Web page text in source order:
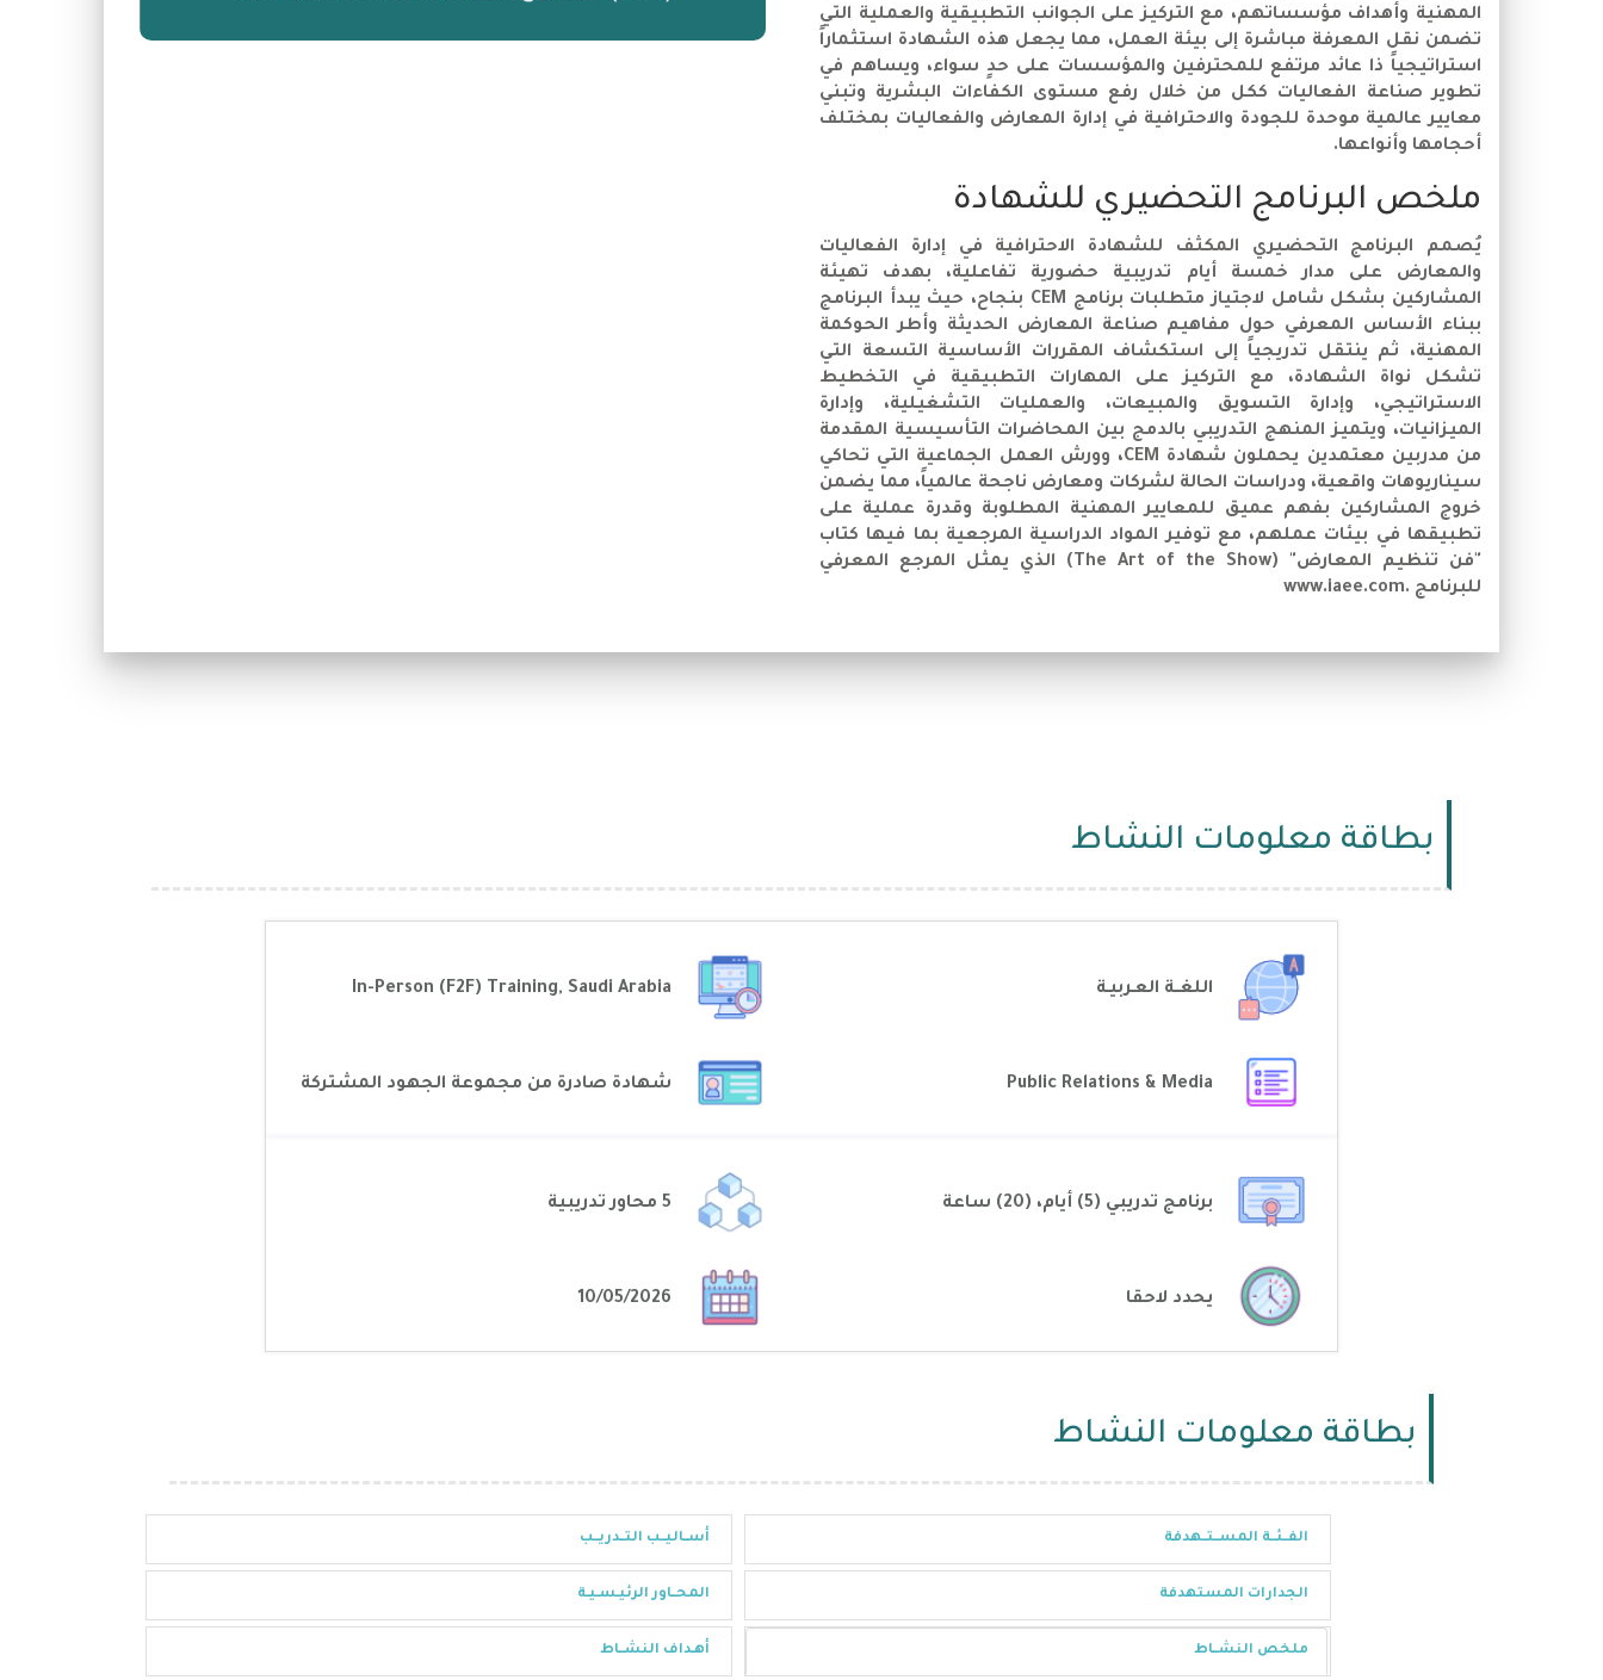
المهنية وأهداف مؤسساتهم، مع التركيز على الجوانب التطبيقية والعملية التي
تضمن نقل المعرفة مباشرة إلى بيئة العمل، مما يجعل هذه الشهادة استثماراً
استراتيجياً ذا عائد مرتفع للمحترفين والمؤسسات على حدٍ سواء، ويساهم في
تطوير صناعة الفعاليات ككل من خلال رفع مستوى الكفاءات البشرية وتبني
معايير عالمية موحدة للجودة والاحترافية في إدارة المعارض والفعاليات بمختلف
أحجامها وأنواعها.
ملخص البرنامج التحضيري للشهادة
يُصمم البرنامج التحضيري المكثف للشهادة الاحترافية في إدارة الفعاليات
والمعارض على مدار خمسة أيام تدريبية حضورية تفاعلية، بهدف تهيئة
المشاركين بشكل شامل لاجتياز متطلبات برنامج CEM بنجاح، حيث يبدأ البرنامج
ببناء الأساس المعرفي حول مفاهيم صناعة المعارض الحديثة وأطر الحوكمة
المهنية، ثم ينتقل تدريجياً إلى استكشاف المقررات الأساسية التسعة التي
تشكل نواة الشهادة، مع التركيز على المهارات التطبيقية في التخطيط
الاستراتيجي، وإدارة التسويق والمبيعات، والعمليات التشغيلية، وإدارة
الميزانيات، ويتميز المنهج التدريبي بالدمج بين المحاضرات التأسيسية المقدمة
من مدربين معتمدين يحملون شهادة CEM، وورش العمل الجماعية التي تحاكي
سيناريوهات واقعية، ودراسات الحالة لشركات ومعارض ناجحة عالمياً، مما يضمن
خروج المشاركين بفهم عميق للمعايير المهنية المطلوبة وقدرة عملية على
تطبيقها في بيئات عملهم، مع توفير المواد الدراسية المرجعية بما فيها كتاب
"فن تنظيم المعارض" (The Art of the Show) الذي يمثل المرجع المعرفي
للبرنامج .www.iaee.com
بطاقة معلومات النشاط
اللغــة العـربيـة
شهادة صادرة من مجموعة الجهود المشتركة
برنامج تدريبي (5) أيام، (20) ساعة
يحدد لاحقا
بطاقة معلومات النشاط
أســاليــب التــدريــب الفــئــة المســتــهدفة
المحــاور الرئيـسـيـة الجدارات المستهدفة
أهـداف النشــاط ملخص النشــاط